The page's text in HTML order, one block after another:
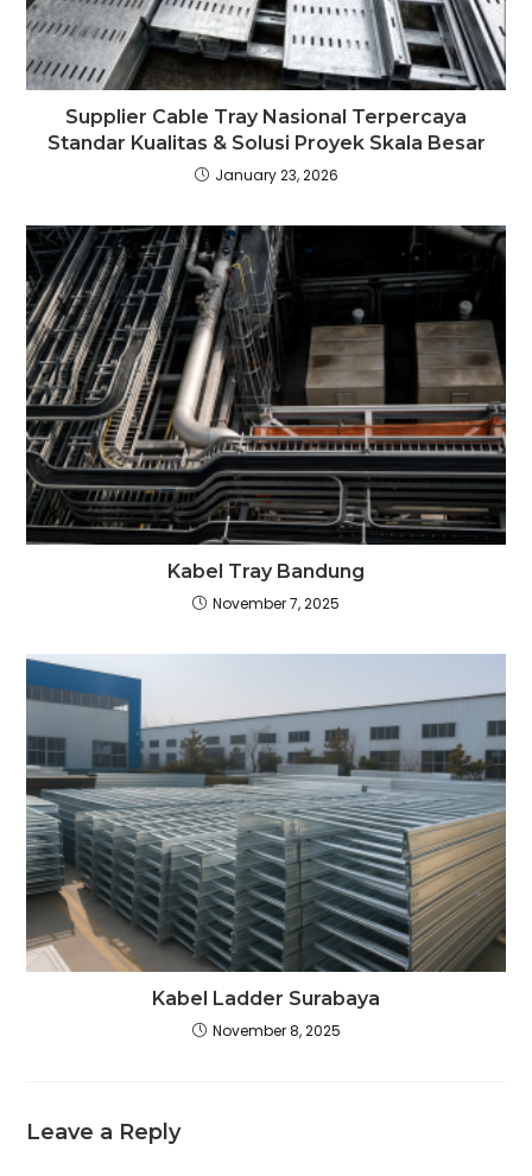
Supplier Cable Tray Nasional Terpercaya
Standar Kualitas & Solusi Proyek Skala Besar
January 23, 2026
Kabel Tray Bandung
November 7, 2025
Kabel Ladder Surabaya
November 8, 2025
Leave a Reply